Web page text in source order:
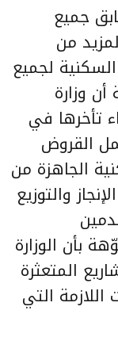
جميع
من
لجميع
وزارة
تأخرها في
القروض
الجاهزة من
والتوزيع
بأن الوزارة
المتعثرة
التي